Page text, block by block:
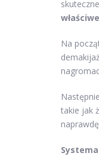
Na
takie jak